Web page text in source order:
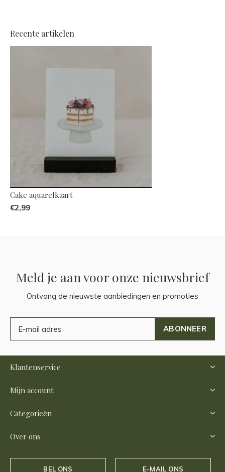
Recente artikelen
Cake aquarelkaart
€2,99
Meld je aan voor onze nieuwsbrief
Ontvang de nieuwste aanbiedingen en promoties
ABONNEER
Klantenservice
Mijn account
Categorieën
Over ons
BEL ONS E-MAIL ONS